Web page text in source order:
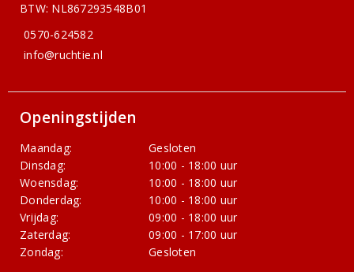
BTW: NL867293548B01
0570-624582
info@ruchtie.nl
Openingstijden
Maandag:
Gesloten
Dinsdag:
10:00 - 18:00 uur
Woensdag:
10:00 - 18:00 uur
Donderdag:
10:00 - 18:00 uur
Vrijdag:
09:00 - 18:00 uur
Zaterdag:
09:00 - 17:00 uur
Zondag:
Gesloten